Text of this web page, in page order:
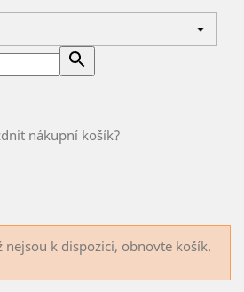
nákupní košík?
k dispozici, obnovte košík.